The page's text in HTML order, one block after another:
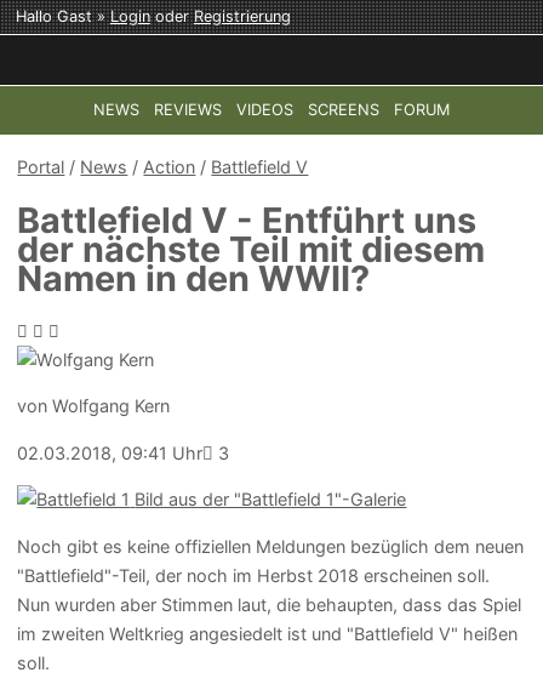
Hallo Gast »LoginoderRegistrierung
NEWS REVIEWS VIDEOS SCREENS FORUM
TOP-THEMEN: COD: MODERN WARFARE 4 HALO:
Portal / News / Action / Battlefield V
Battlefield V - Entführt uns
der nächste Teil mit diesem
Namen in den WWII?
von Wolfgang Kern
02.03.2018, 09:41 Uhr 3
Bild aus der "Battlefield 1"-Galerie
Noch gibt es keine offiziellen Meldungen bezüglich dem neuen
"Battlefield"-Teil, der noch im Herbst 2018 erscheinen soll.
Nun wurden aber Stimmen laut, die behaupten, dass das Spiel
im zweiten Weltkrieg angesiedelt ist und "Battlefield V" heißen
soll.